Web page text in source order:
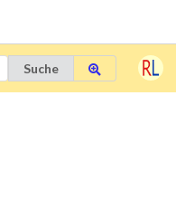
Suche